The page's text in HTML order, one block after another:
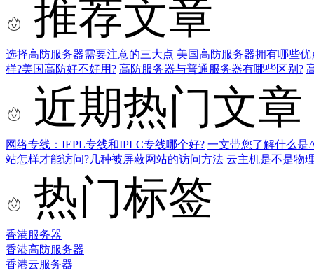
推荐文章
选择高防服务器需要注意的三大点 美国高防服务器拥有哪些优
样?美国高防好不好用? 高防服务器与普通服务器有哪些区别?
近期热门文章
网络专线：IEPL专线和IPLC专线哪个好? 一文带您了解什么是
站怎样才能访问?几种被屏蔽网站的访问方法 云主机是不是物
热门标签
香港服务器
香港高防服务器
香港云服务器